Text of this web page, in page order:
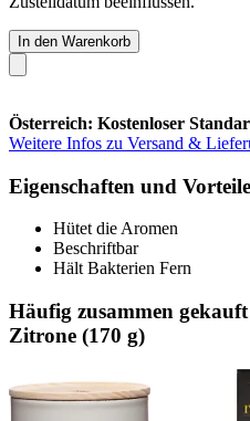
In den Warenkorb
Österreich: Kostenloser
Weitere Infos zu Versand &
Eigenschaften und Vorteile
Hütet die Aromen
Beschriftbar
Hält Bakterien Fern
Häufig zusammen
Zitrone (170 g)